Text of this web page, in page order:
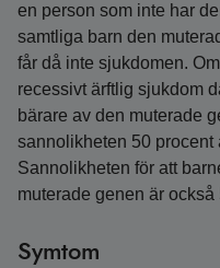
en person som inte har
samtliga barn den
får då inte sjukdomen.
recessivt ärftlig sjukdom
bärare av den muterade
sannolikheten 50 procent
Sannolikheten för att
muterade genen är också
Symtom